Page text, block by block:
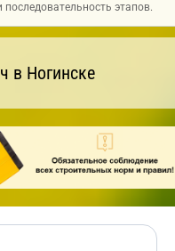
этапов.
в Ногинске